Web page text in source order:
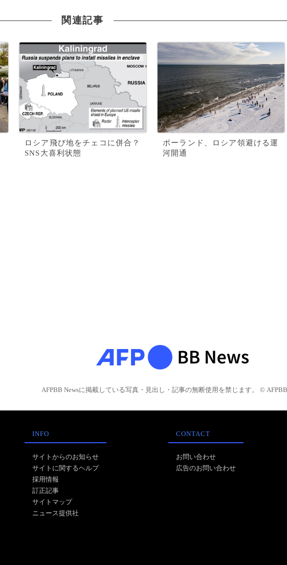
関連記事
ロシア飛び地をチェコに併合？
SNS大喜利状態
ポーランド、ロシア領避ける運
河開通
AFPBB Newsに掲載している写真・見出し・記事の無断使用を禁じます。 © AFPBB
INFO
サイトからのお知らせ
サイトに関するヘルプ
採用情報
訂正記事
サイトマップ
ニュース提供社
CONTACT
お問い合わせ
広告のお問い合わせ